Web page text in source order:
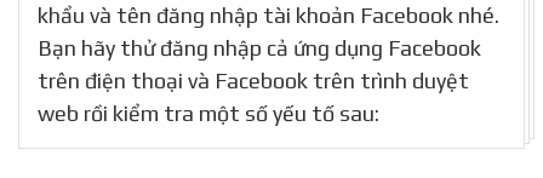
khẩu và tên đăng nhập tài khoản Facebook nhé.
Bạn hãy thử đăng nhập cả ứng dụng Facebook
trên điện thoại và Facebook trên trình duyệt
web rồi kiểm tra một số yếu tố sau: